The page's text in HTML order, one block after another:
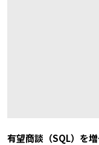
有望商談（SQL）を